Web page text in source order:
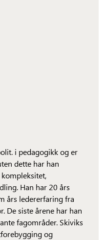
i pedagogikk og er
dette har han
Han har 20 års
års ledererfaring fra
De siste årene har han
fagområder. Skiviks
og